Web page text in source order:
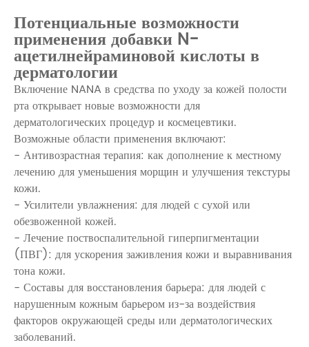
Потенциальные возможности
применения добавки N-
ацетилнейраминовой кислоты в
дерматологии
Включение NANA в средства по уходу за кожей полости
рта открывает новые возможности для
дерматологических процедур и космецевтики.
Возможные области применения включают:
- Антивозрастная терапия: как дополнение к местному
лечению для уменьшения морщин и улучшения текстуры
кожи.
- Усилители увлажнения: для людей с сухой или
обезвоженной кожей.
- Лечение поствоспалительной гиперпигментации
(ПВГ): для ускорения заживления кожи и выравнивания
тона кожи.
- Составы для восстановления барьера: для людей с
нарушенным кожным барьером из-за воздействия
факторов окружающей среды или дерматологических
заболеваний.